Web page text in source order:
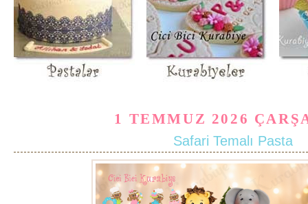
1 TEMMUZ 2026
Safari Temalı Pasta